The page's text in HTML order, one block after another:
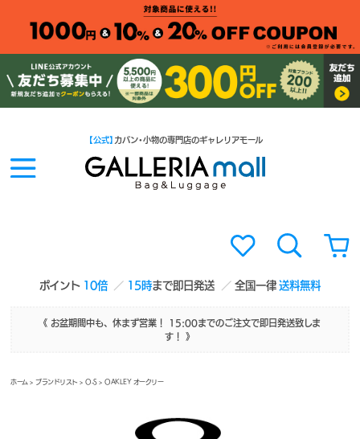
ポイント 10倍 15時まで即日発送 全国一律送料無料
【公式】 カバン・小物の専門店のギャレリアモール
《 お盆期間中も、休まず営業！ 15:00までのご注文で即日発送致しま
す！ 》
ホーム >ブランドリスト >O-S> OAKLEY オークリー